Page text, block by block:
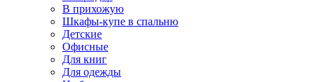
В прихожую
Шкафы-купе в спальню
Детские
Офисные
Для книг
Для одежды